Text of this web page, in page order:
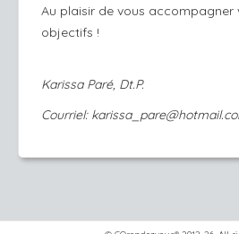
Au plaisir de vous accompagner
objectifs !
Karissa Paré, Dt.P.
Courriel: